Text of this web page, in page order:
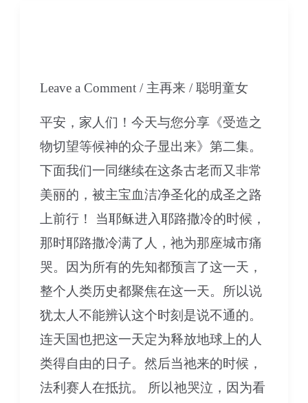
等
Leave a Comment / 主再来/ 聪明童女
平安，家人们！今天与您分享《受造之
物切望等候神的众子显出来》第二集。
下面我们一同继续在这条古老而又非常
美丽的，被主宝血洁净圣化的成圣之路
上前行！ 当耶稣进入耶路撒冷的时候，
那时耶路撒冷满了人，祂为那座城市痛
哭。因为所有的先知都预言了这一天，
整个人类历史都聚焦在这一天。所以说
犹太人不能辨认这个时刻是说不通的。
连天国也把这一天定为释放地球上的人
类得自由的日子。然后当祂来的时候，
法利赛人在抵抗。 所以祂哭泣，因为看